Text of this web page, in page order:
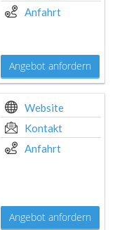
Anfahrt
Angebot anfordern
Website
Kontakt
Anfahrt
Angebot anfordern